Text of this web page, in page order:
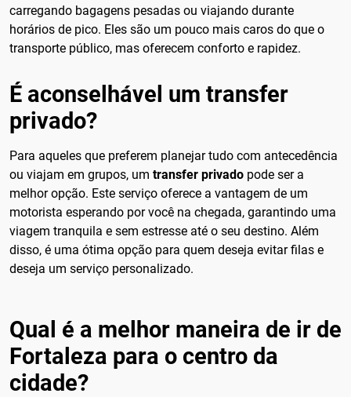
carregando bagagens pesadas ou viajando durante
horários de pico. Eles são um pouco mais caros do que o
transporte público, mas oferecem conforto e rapidez.
É aconselhável um transfer
privado?
Para aqueles que preferem planejar tudo com antecedência
ou viajam em grupos, um transfer privado pode ser a
melhor opção. Este serviço oferece a vantagem de um
motorista esperando por você na chegada, garantindo uma
viagem tranquila e sem estresse até o seu destino. Além
disso, é uma ótima opção para quem deseja evitar filas e
deseja um serviço personalizado.
Qual é a melhor maneira de ir de
Fortaleza para o centro da
cidade?